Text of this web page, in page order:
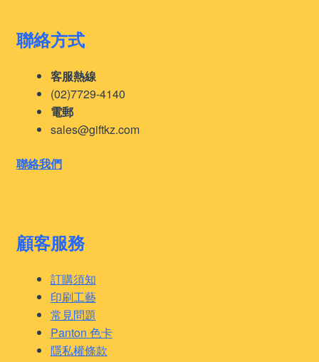
聯絡方式
客服熱線
(02)7729-4140
電郵
sales@giftkz.com
聯絡我們
顧客服務
訂購須知
印刷工藝
常見問題
Panton 色卡
隱私權條款